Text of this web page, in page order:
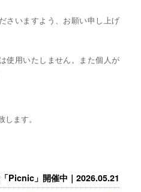
さいますよう、お願い申し上げ
使用いたしません。また個人が
ます。
Picnic」開催中｜2026.05.21